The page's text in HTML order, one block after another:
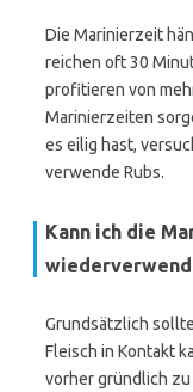
Die Marinierzeit
reichen oft 30
profitieren von
Marinierzeiten
es eilig hast,
verwende Rubs.
Kann ich die
Grundsätzlich
Fleisch in Kontakt
vorher gründlich